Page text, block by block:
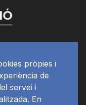
pròpies i
de
servei i
En